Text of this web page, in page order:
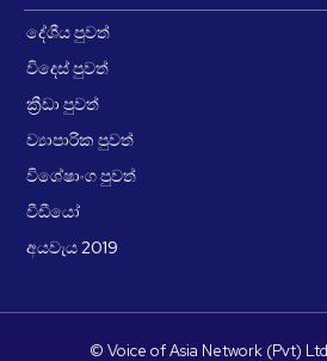
දේශීය පුවත්
විදෙස් පුවත්
ක්‍රීඩා පුවත්
ව්‍යාපාරික පුවත්
විශේෂාංග පුවත්
වීඩීයෝ
අයවැය 2019
© Voice of Asia Network (Pvt)